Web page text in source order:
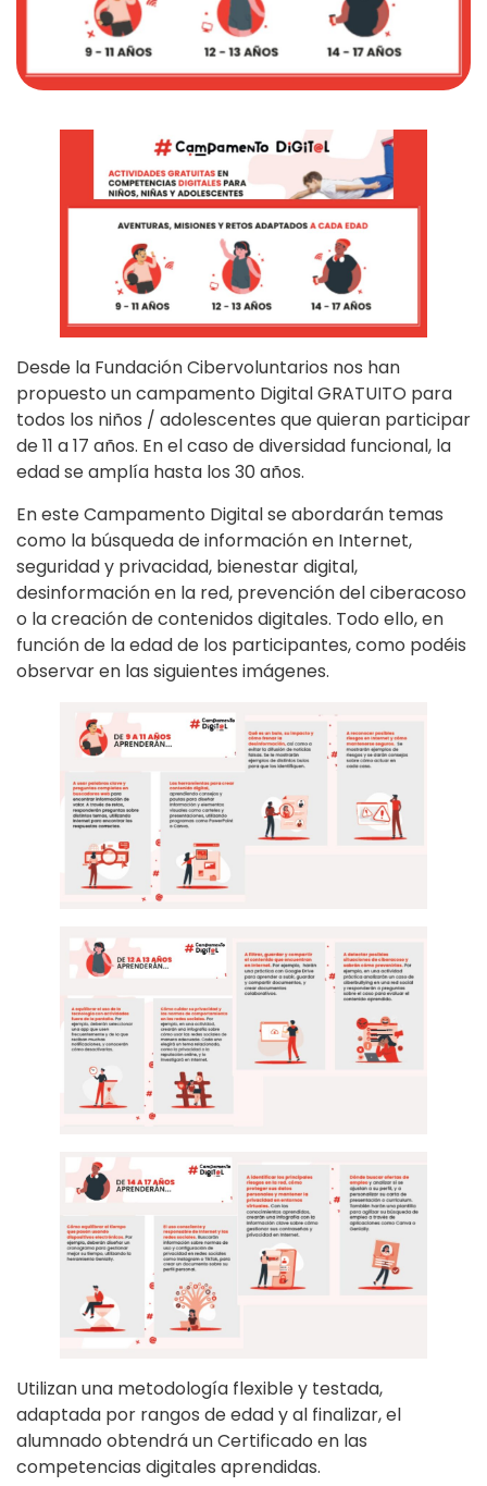
Desde la Fundación Cibervoluntarios nos han
propuesto un campamento Digital GRATUITO para
todos los niños / adolescentes que quieran participar
de 11 a 17 años. En el caso de diversidad funcional, la
edad se amplía hasta los 30 años.
En este Campamento Digital se abordarán temas
como la búsqueda de información en Internet,
seguridad y privacidad, bienestar digital,
desinformación en la red, prevención del ciberacoso
o la creación de contenidos digitales. Todo ello, en
función de la edad de los participantes, como podéis
observar en las siguientes imágenes.
Utilizan una metodología flexible y testada,
adaptada por rangos de edad y al finalizar, el
alumnado obtendrá un Certificado en las
competencias digitales aprendidas.